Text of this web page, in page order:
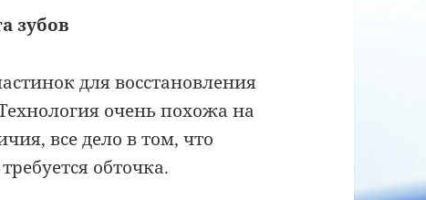
зубов
для восстановления
очень похожа на
все дело в том, что
обточка.